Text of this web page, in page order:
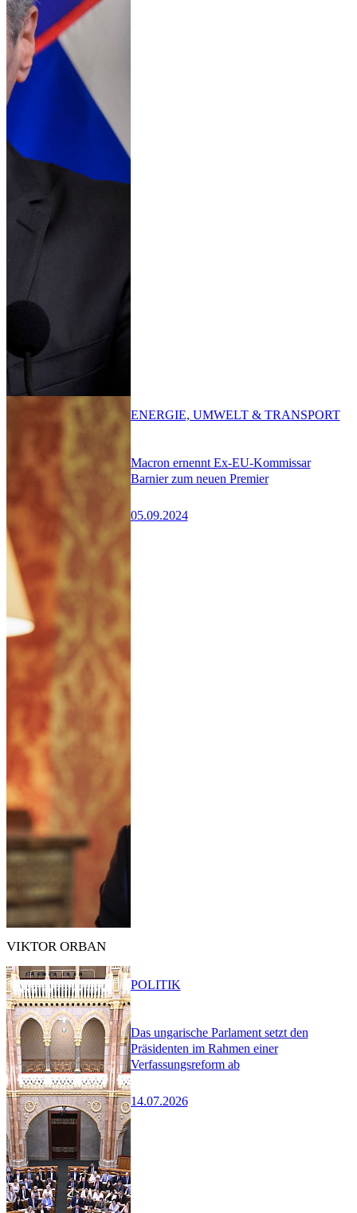
Macron ernennt Ex-EU-Kommissar
Barnier zum neuen Premier
05.09.2024
ENERGIE, UMWELT & TRANSPORT
VIKTOR ORBAN
Das ungarische Parlament setzt den
Präsidenten im Rahmen einer
Verfassungsreform ab
14.07.2026
POLITIK